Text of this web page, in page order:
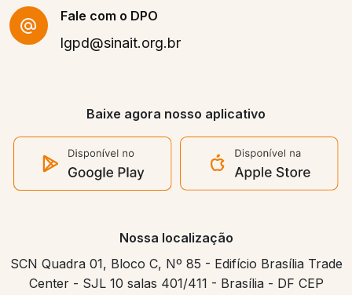
Fale com o DPO
lgpd@sinait.org.br
Baixe agora nosso aplicativo
Nossa localização
SCN Quadra 01, Bloco C, Nº 85 - Edifício Brasília Trade
Center - SJL 10 salas 401/411 - Brasília - DF CEP